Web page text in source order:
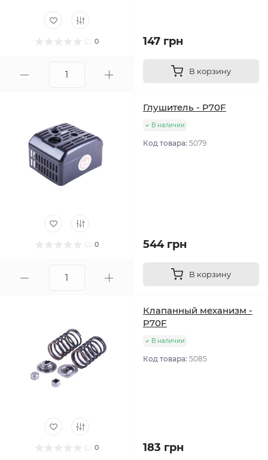
0 147 грн
В корзину
0
Глушитель - P70F
В наличии
Код товара: 5079
544 грн
В корзину
0
Клапанный механизм -
P70F
В наличии
Код товара: 5085
183 грн